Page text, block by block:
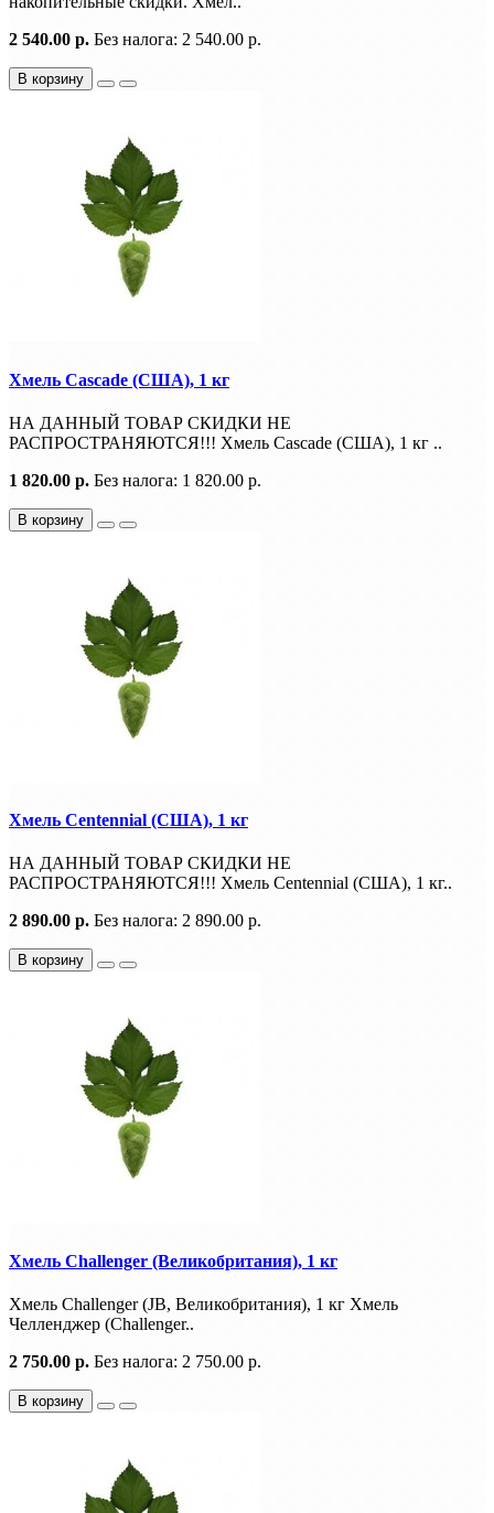
2 540.00 р. Без налога: 2 540.00 р.
В корзину
Хмель Cascade (США), 1 кг
НА ДАННЫЙ ТОВАР СКИДКИ НЕ
РАСПРОСТРАНЯЮТСЯ!!! Хмель Cascade (США), 1 кг ..
1 820.00 р. Без налога: 1 820.00 р.
В корзину
Хмель Centennial (США), 1 кг
НА ДАННЫЙ ТОВАР СКИДКИ НЕ
РАСПРОСТРАНЯЮТСЯ!!! Хмель Centennial (США), 1 кг..
2 890.00 р. Без налога: 2 890.00 р.
В корзину
Хмель Challenger (Великобритания), 1 кг
Хмель Challenger (JB, Великобритания), 1 кг Хмель
Челленджер (Challenger..
2 750.00 р. Без налога: 2 750.00 р.
В корзину